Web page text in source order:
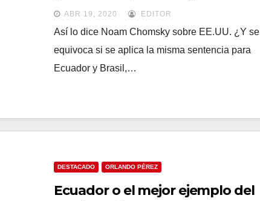
ABR 19, 2020 EDITOR
Así lo dice Noam Chomsky sobre EE.UU. ¿Y se
equivoca si se aplica la misma sentencia para
Ecuador y Brasil,…
DESTACADO ORLANDO PÉREZ
Ecuador o el mejor ejemplo del